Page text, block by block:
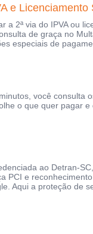
e Licenciamento
a 2ª via do IPVA ou
de graça no
especiais de
você consulta
o que quer pagar e
ao Detran-
PCI e
Aqui a proteção de